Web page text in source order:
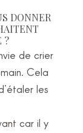
DONNER
?
de crier
Cela
les
car il y